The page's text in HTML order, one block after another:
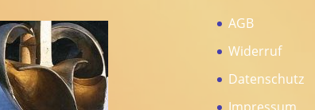
AGB
Widerruf
Datenschutz